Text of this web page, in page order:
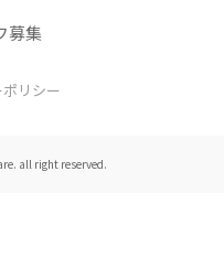
募集
リシー
all right reserved.